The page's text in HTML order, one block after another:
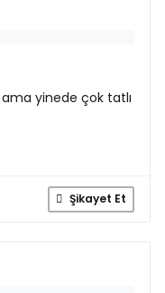
ama yinede çok tatlı
Şikayet Et